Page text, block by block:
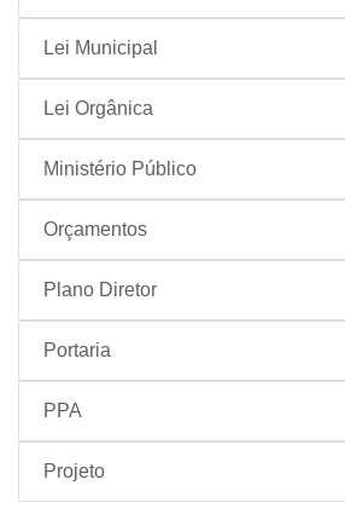
Lei Municipal
Lei Orgânica
Ministério Público
Orçamentos
Plano Diretor
Portaria
PPA
Projeto